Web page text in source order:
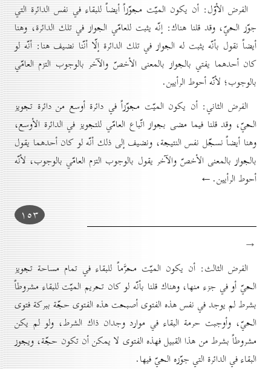
الفرض الأوّل: أن يكون الميّت مجوّزاً أيضاً للبقاء في نفس الدائرة التي
جوّز الحيّ، وقد قلنا هناك: إنّه يثبت للعامّي الجواز في تلك الدائرة، وهنا
أيضاً نقول بأنّه يثبت له الجواز في تلك الدائرة إلّا أنّنا نضيف هنا: أنّه لو
كان أحدهما يفتي بالجواز بالمعنى الأخصّ والآخر بالوجوب التزم العامّي
بالوجوب؛ لأنّه أحوط الرأيين.
الفرض الثاني: أن يكون الميّت مجوّزاً في دائرة أوسع من دائرة تجويز
الحيّ، وقد قلنا فيما مضى بجواز اتّباع العامّي للتجويز في الدائرة الأوسع،
وهنا أيضاً نسجّل نفس النتيجة، ونضيف إلى ذلك أنّه لو كان أحدهما يقول
بالجواز بالمعنى الأخصّ والآخر يقول بالوجوب التزم العامّي بالوجوب، لأنّه
أحوط الرأيين.←
۱٥۳
→
الفرض الثالث: أن يكون الميّت محرَّماً للبقاء في تمام مساحة تجويز
الحيّ أو في جزء منها، وهناك قلنا بأنّه لو كان تحريم الميّت للبقاء مشروطاً
بشرط لم يوجد في نفس هذه الفتوى أصبحت هذه الفتوى حجّة ببركة فتوى
الحيّ، وأوجبت حرمة البقاء في موارد وجدان ذاك الشرط، ولو لم يكن
مشروطاً بشرط من هذا القبيل فهذه الفتوى لا يمكن أن تكون حجّة، ويجوز
البقاء في الدائرة التي جوّزه الحيّ فيها.